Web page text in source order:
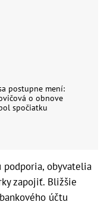
postupne mení:
o obnove
spočiatku
podporia, obyvatelia
zapojiť. Bližšie
účtu